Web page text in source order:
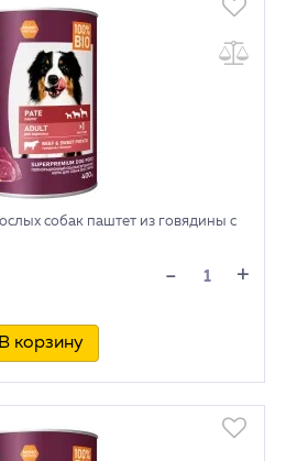
собак паштет из говядины с
- +
В корзину